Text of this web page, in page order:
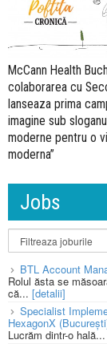
McCann Health
colaborarea cu
lanseaza prima
imagine sub
moderne pentru o
moderna”
Jobs
BTL Account
Rolul ăsta se
că... [detalii]
Specialist
HexagonX
Lucrăm dintr-o hală...